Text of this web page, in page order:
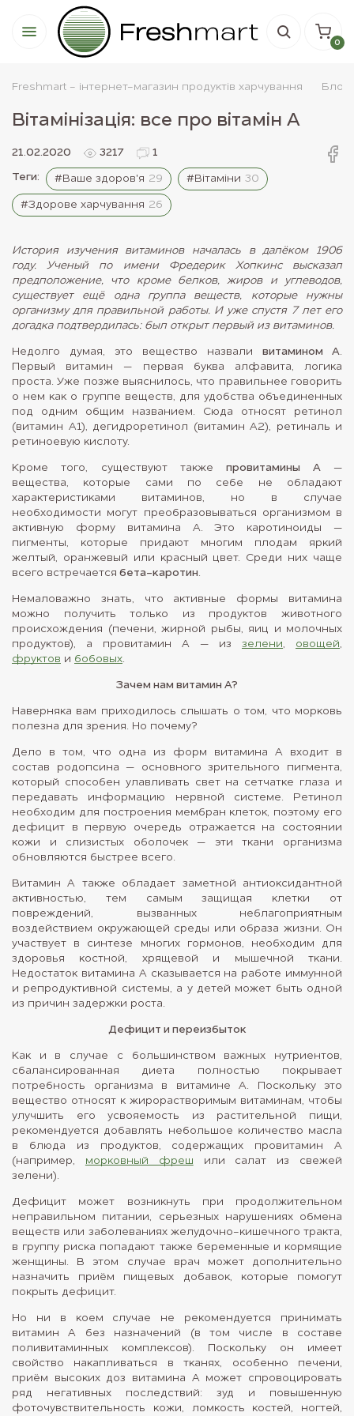
0
Freshmart - інтернет-магазин продуктів харчування Блог
Вітамінізація: все про вітамін A
21.02.2020 3217 1
Теги: #Ваше здоров'я 29 #Вітаміни 30
#Здорове харчування 26
История изучения витаминов началась в далёком 1906
году. Ученый по имени Фредерик Хопкинс высказал
предположение, что кроме белков, жиров и углеводов,
существует ещё одна группа веществ, которые нужны
организму для правильной работы. И уже спустя 7 лет его
догадка подтвердилась: был открыт первый из витаминов.
Недолго думая, это вещество назвали витамином А.
Первый витамин — первая буква алфавита, логика
проста. Уже позже выяснилось, что правильнее говорить
о нем как о группе веществ, для удобства объединенных
под одним общим названием. Сюда относят ретинол
(витамин A1), дегидроретинол (витамин A2), ретиналь и
ретиноевую кислоту.
Кроме того, существуют такжепровитамины А—
вещества, которые сами по себе не обладают
характеристиками витаминов, но в случае
необходимости могут преобразовываться организмом в
активную форму витамина А. Это каротиноиды —
пигменты, которые придают многим плодам яркий
желтый, оранжевый или красный цвет. Среди них чаще
всего встречается бета-каротин.
Немаловажно знать, что активные формы витамина
можно получить только из продуктов животного
происхождения (печени, жирной рыбы, яиц и молочных
продуктов), а провитамин А — из зелени, овощей,
фруктов и бобовых.
Зачем нам витамин А?
Наверняка вам приходилось слышать о том, что морковь
полезна для зрения. Но почему?
Дело в том, что одна из форм витамина А входит в
состав родопсина — основного зрительного пигмента,
который способен улавливать свет на сетчатке глаза и
передавать информацию нервной системе. Ретинол
необходим для построения мембран клеток, поэтому его
дефицит в первую очередь отражается на состоянии
кожи и слизистых оболочек — эти ткани организма
обновляются быстрее всего.
Витамин А также обладает заметной антиоксидантной
активностью, тем самым защищая клетки от
повреждений, вызванных неблагоприятным
воздействием окружающей среды или образа жизни. Он
участвует в синтезе многих гормонов, необходим для
здоровья костной, хрящевой и мышечной ткани.
Недостаток витамина A сказывается на работе иммунной
и репродуктивной системы, а у детей может быть одной
из причин задержки роста.
Дефицит и переизбыток
Как и в случае с большинством важных нутриентов,
сбалансированная диета полностью покрывает
потребность организма в витамине А. Поскольку это
вещество относят к жирорастворимым витаминам, чтобы
улучшить его усвояемость из растительной пищи,
рекомендуется добавлять небольшое количество масла
в блюда из продуктов, содержащих провитамин А
(например, морковный фреш или салат из свежей
зелени).
Дефицит может возникнуть при продолжительном
неправильном питании, серьезных нарушениях обмена
веществ или заболеваниях желудочно-кишечного тракта,
в группу риска попадают также беременные и кормящие
женщины. В этом случае врач может дополнительно
назначить приём пищевых добавок, которые помогут
покрыть дефицит.
Но ни в коем случае не рекомендуется принимать
витамин A без назначений (в том числе в составе
поливитаминных комплексов). Поскольку он имеет
свойство накапливаться в тканях, особенно печени,
приём высоких доз витамина А может спровоцировать
ряд негативных последствий: зуд и повышенную
фоточувствительность кожи, ломкость костей, ногтей,